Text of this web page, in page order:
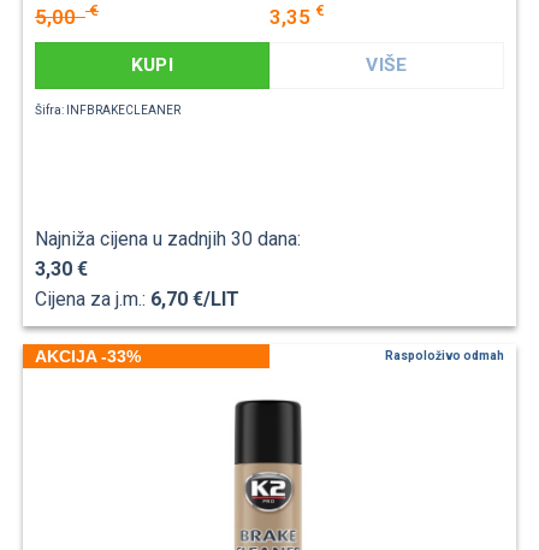
5,00€ 3,35 €
KUPI VIŠE
Šifra: INFBRAKECLEANER
Najniža cijena u zadnjih 30 dana:
3,30 €
Cijena za j.m.: 6,70 €/LIT
AKCIJA -33% Raspoloživo odmah